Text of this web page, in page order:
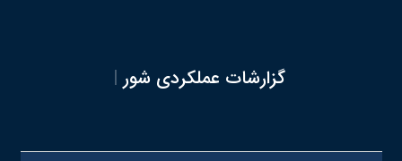
گزارشات عملکردی شو |